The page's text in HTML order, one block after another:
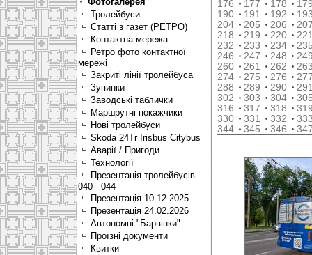
Тролейбуси
Статті з газет (РЕТРО)
Контактна мережа
Ретро фото контактної
мережі
Закриті лінії тролейбуса
Зупинки
Заводські таблички
Маршрутні покажчики
Нові тролейбуси
Skoda 24Tr Irisbus Citybus
Аварії / Пригоди
Технології
Презентація тролейбусів
040 - 044
Презентація 10.12.2025
Презентація 24.02.2026
Автономні "Барвінки"
Проїзні документи
Квитки
176
177 178
190
191 192
204
205 206
218
219 220
232
233 234
246
247 248
260
261 262
274
275 276
288
289 290
302
303 304
316
317 318
330
331 332
344
345 346